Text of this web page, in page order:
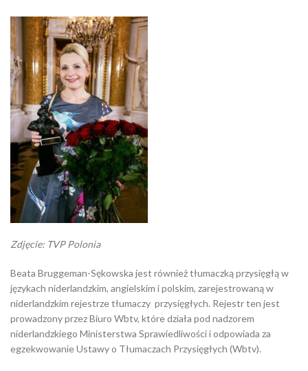
Zdjęcie: TVP Polonia
Beata Bruggeman-Sękowska jest również tłumaczką przysięgłą w
językach niderlandzkim, angielskim i polskim, zarejestrowaną w
niderlandzkim rejestrze tłumaczy przysięgłych. Rejestr ten jest
prowadzony przez Biuro Wbtv, które działa pod nadzorem
niderlandzkiego Ministerstwa Sprawiedliwości i odpowiada za
egzekwowanie Ustawy o Tłumaczach Przysięgłych (Wbtv).